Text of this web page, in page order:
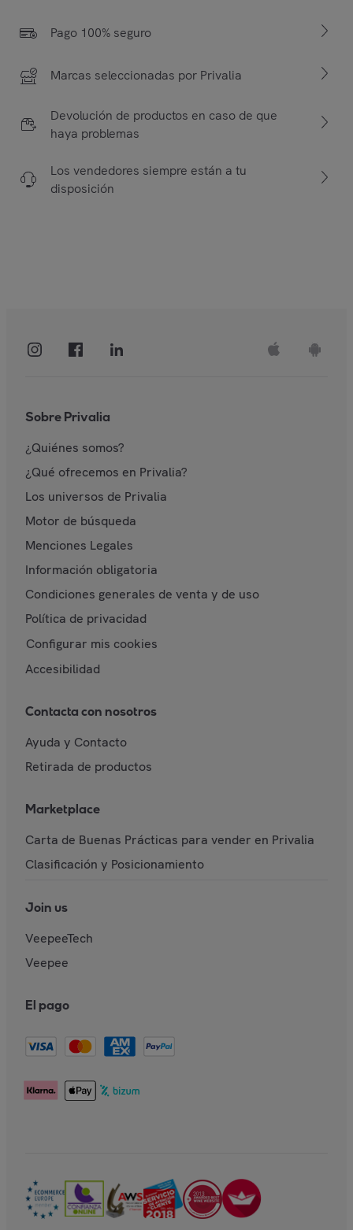
Pago 100% seguro
Marcas seleccionadas por Privalia
Devolución de productos en caso de que
haya problemas
Los vendedores siempre están a tu
disposición
Sobre Privalia
¿Quiénes somos?
¿Qué ofrecemos en Privalia?
Los universos de Privalia
Motor de búsqueda
Menciones Legales
Información obligatoria
Condiciones generales de venta y de uso
Política de privacidad
Configurar mis cookies
Accesibilidad
Contacta con nosotros
Ayuda y Contacto
Retirada de productos
Marketplace
Carta de Buenas Prácticas para vender en Privalia
Clasificación y Posicionamiento
Join us
VeepeeTech
Veepee
El pago